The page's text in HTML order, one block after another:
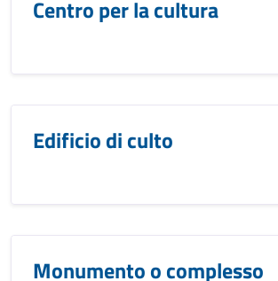
Centro per la cultura
Edificio di culto
Monumento o complesso